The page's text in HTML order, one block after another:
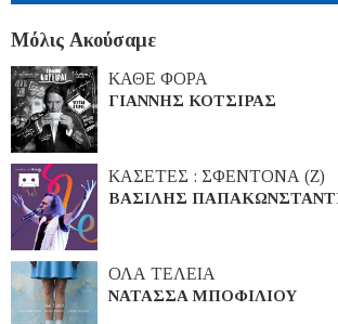
Μόλις Ακούσαμε
ΚΑΘΕ ΦΟΡΑ
ΓΙΑΝΝΗΣ ΚΟΤΣΙΡΑΣ
ΚΑΣΕΤΕΣ : ΣΦΕΝΤΟΝΑ (Ζ)
ΒΑΣΙΛΗΣ
ΟΛΑ ΤΕΛΕΙΑ
ΝΑΤΑΣΣΑ ΜΠΟΦΙΛΙΟΥ